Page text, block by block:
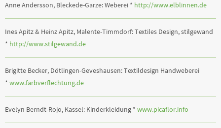
Anne Andersson, Bleckede-Garze: Weberei * http://www.elblinnen.de
Ines Apitz & Heinz Apitz, Malente-Timmdorf: Textiles Design, stilgewand
* http://www.stilgewand.de
Brigitte Becker, Dötlingen-Geveshausen: Textildesign Handweberei
* www.farbverflechtung.de
Evelyn Berndt-Rojo, Kassel: Kinderkleidung * www.picaflor.info